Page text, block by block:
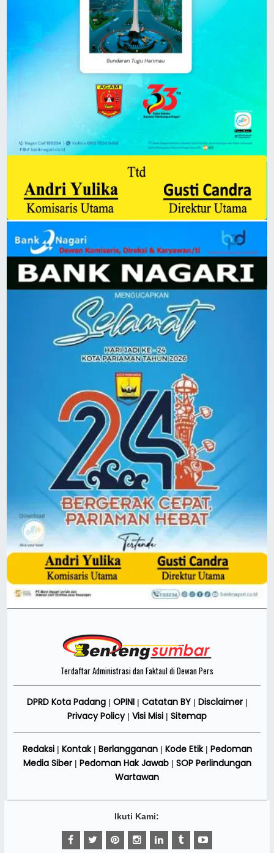
Terdaftar Administrasi dan Faktaul di Dewan Pers
DPRD Kota Padang| OPINI Catatan BY| Disclaimer|
Privacy Policy| Visi Misi Sitemap
Redaksi| Kontak| Berlangganan| Kode Etik| Pedoman
Media Siber| Pedoman Hak Jawab| SOP Perlindungan
Wartawan
Ikuti Kami: